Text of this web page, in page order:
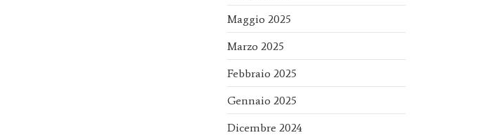
Maggio 2025
Marzo 2025
Febbraio 2025
Gennaio 2025
Dicembre 2024